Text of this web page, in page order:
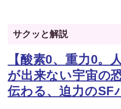
サクッと解説
【酸素0、重力0。
が出来ない宇宙の
伝わる、迫力のSF